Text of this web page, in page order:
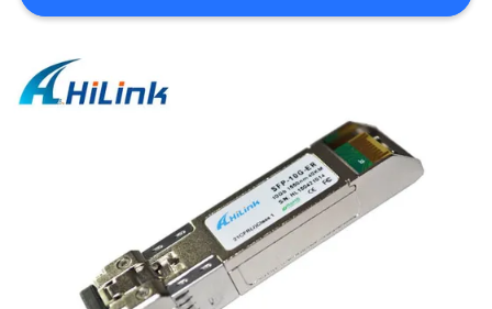
AFFAIRES